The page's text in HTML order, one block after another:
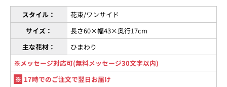
スタイル：
花束/ワンサイド
サイズ：
長さ60×幅43×奥行17cm
主な花材：
ひまわり
※メッセージ対応可(無料メッセージ30文字以内)
※ 17時でのご注文で翌日お届け